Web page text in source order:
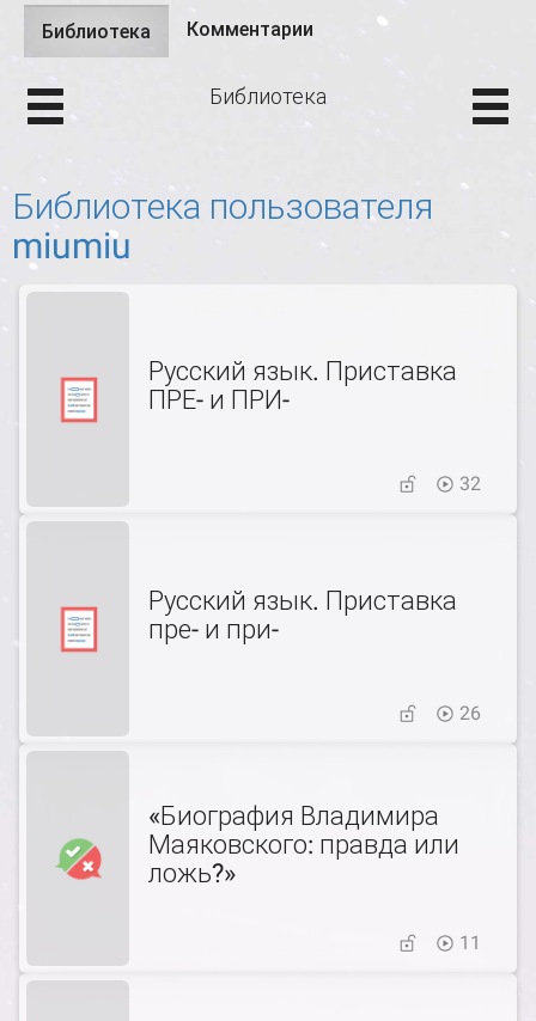
Главные вкладки
Библиотека (активная
вкладка)
Комментарии
Библиотека
Библиотека пользователя
miumiu
Русский язык. Приставка
ПРЕ- и ПРИ-
32
Русский язык. Приставка
пре- и при-
26
«Биография Владимира
Маяковского: правда или
ложь?»
11